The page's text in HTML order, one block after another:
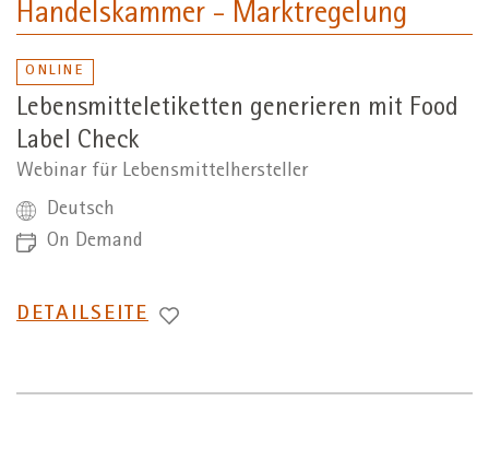
Handelskammer - Marktregelung
ONLINE
Lebensmitteletiketten generieren mit Food
Label Check
Webinar für Lebensmittelhersteller
Deutsch
On Demand
WECHSEL
DETAILSEITE